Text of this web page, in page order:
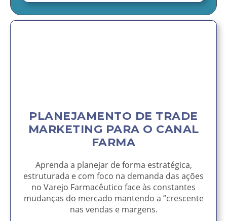
PLANEJAMENTO DE TRADE
MARKETING PARA O CANAL
FARMA
Aprenda a planejar de forma estratégica,
estruturada e com foco na demanda das ações
no Varejo Farmacêutico face às constantes
mudanças do mercado mantendo a ”crescente
nas vendas e margens.